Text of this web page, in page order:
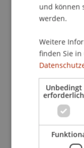
Our job
eMedien-
Bildung/Kultur
und können
werden.
Weitere
finden Sie in
Unbedingt
erforderlich